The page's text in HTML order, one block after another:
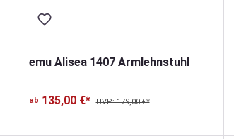
emu Alisea 1407 Armlehnstuhl
ab 135,00 €* UVP: 179,00 €*